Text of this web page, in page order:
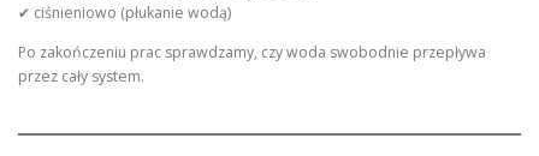
✔ ciśnieniowo (płukanie wodą)
Po zakończeniu prac sprawdzamy, czy woda swobodnie przepływa
przez cały system.